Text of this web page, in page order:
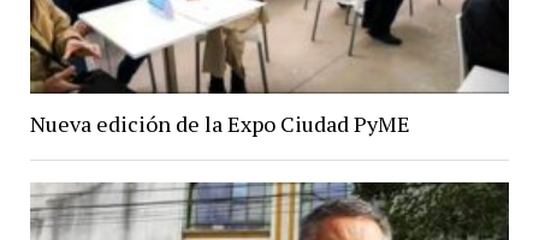
Nueva edición de la Expo Ciudad PyME